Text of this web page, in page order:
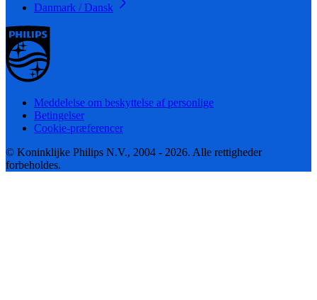
Danmark / Dansk
Meddelelse om beskyttelse af personlige
Betingelser
Cookie-præferencer
© Koninklijke Philips N.V., 2004 - 2026. Alle rettigheder
forbeholdes.